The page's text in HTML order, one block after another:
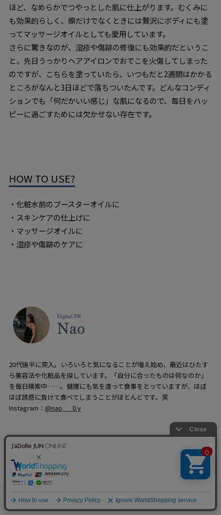
お気に入り
0
カート
ほど、なめらかでつやっとした肌に仕上がります。むくみに
も効果的らしく、顔だけでなくときには贅沢にボディにも塗
ってマッサージオイルとしても愛用しています。
さらに驚きなのが、湿疹や傷跡の修復にも効果的だというこ
と。先日うっかりヘアアイロンでおでこを火傷してしまった
のですが、こちらを塗っていたら、いつもだと2週間はかかる
ところがなんと3日ほどで落ちついたんです。どんなコンディ
ションでも「何だかいい感じ」な肌になるので、毎日をハッ
ピーに過ごすためには欠かせない存在です。
HOW TO USE?
・化粧水前のブースターオイルに
・スキンケアの仕上げに
・マッサージオイルに
・湿疹や傷跡のケアに
20代後半に突入。いろいろと気になることが増え始め、最近はひたす
ら美容法や化粧品を探しています。「自分に合ったものは何なのか」
を毎日模索中……。健康にも気を遣って食事をとっていますが、ほぼ
ほぼ誘惑に負けて食べてしまうことがほとんどです。笑
Instagram： @nao___0.y
【LIRIO】 ウォータリーバーム